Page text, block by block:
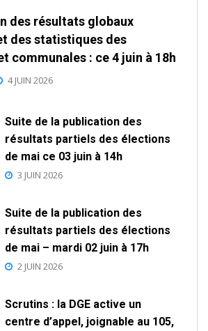
des résultats globaux
des statistiques des
communales : ce 4 juin à 18h
4 JUIN 2026
Suite de la publication des
résultats partiels des élections
de mai ce 03 juin à 14h
3 JUIN 2026
Suite de la publication des
résultats partiels des élections
de mai – mardi 02 juin à 17h
2 JUIN 2026
Scrutins : la DGE active un
centre d’appel, joignable au 105,